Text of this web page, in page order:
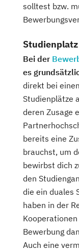
solltest bzw.
Bei der
es
direkt bei
Studienplätze
deren Zusage
bereits eine
brauchst, um
bewirbst dich
den
die ein duales
haben in der
Bewerbung
Auch eine